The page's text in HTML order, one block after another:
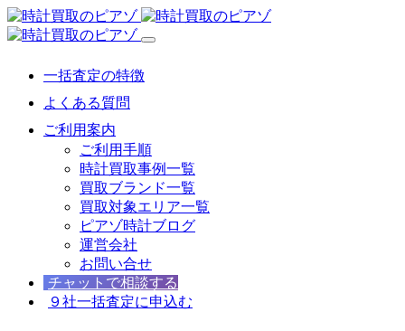
一括査定の特徴
よくある質問
ご利用案内
ご利用手順
時計買取事例一覧
買取ブランド一覧
買取対象エリア一覧
ピアゾ時計ブログ
運営会社
お問い合せ
チャットで相談する
９社一括査定に申込む